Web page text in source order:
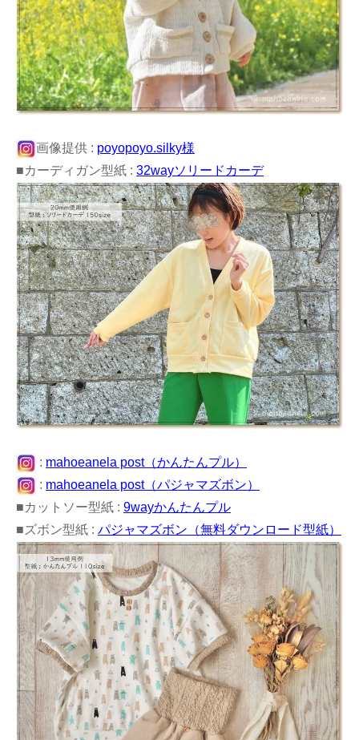
画像提供 : poyopoyo.silky様
■カーディガン型紙 : 32wayソリードカーデ
: mahoeanela post（かんたんプル）
: mahoeanela post（パジャマズボン）
■カットソー型紙 : 9wayかんたんプル
■ズボン型紙 : パジャマズボン（無料ダウンロード型紙）